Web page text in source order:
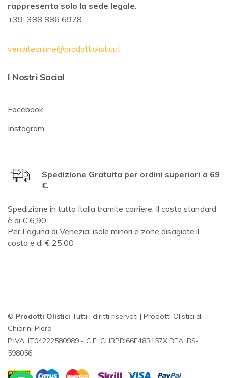
rappresenta solo la sede legale.
+39 388 886 6978
venditeonline@prodottiolistici.it
I Nostri Social
Facebook
Instagram
Spedizione Gratuita per ordini superiori a 69
€.
Spedizione in tutta Italia tramite corriere. Il costo standard
è di € 6,90
Per Laguna di Venezia, isole minori e zone disagiate il
costo è di € 25,00
© Prodotti Olistici Tutti i diritti riservati | Prodotti Olistici di
Chiarini Piera
P.IVA: IT04222580989 - C.F. CHRPRI66E48B157X REA: BS-
598056